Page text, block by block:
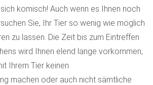
komisch! Auch wenn es Ihnen noch
Sie, Ihr Tier so wenig wie möglich
zu lassen. Die Zeit bis zum Eintreffen
wird Ihnen elend lange vorkommen;
Ihrem Tier keinen
machen oder auch nicht sämtliche